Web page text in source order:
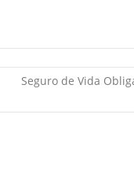
Seguro de Vida